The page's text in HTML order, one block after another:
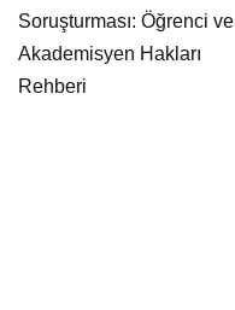
Soruşturması: Öğrenci ve
Akademisyen Hakları
Rehberi